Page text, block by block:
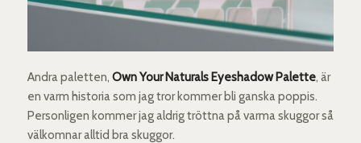
Andra paletten, Own Your Naturals Eyeshadow Palette, är
en varm historia som jag tror kommer bli ganska poppis.
Personligen kommer jag aldrig tröttna på varma skuggor så
välkomnar alltid bra skuggor.